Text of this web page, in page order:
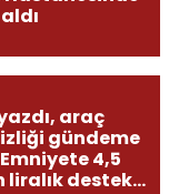
araç
gündeme
4,5
liralık destek